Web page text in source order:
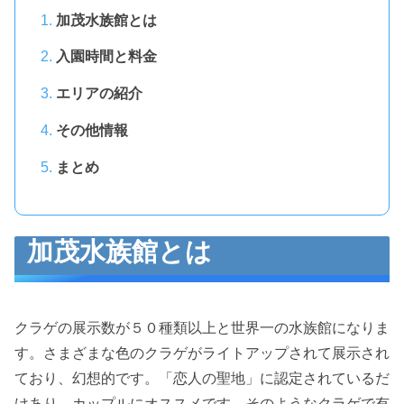
加茂水族館とは
入園時間と料金
エリアの紹介
その他情報
まとめ
加茂水族館とは
クラゲの展示数が５０種類以上と世界一の水族館になりま
す。さまざまな色のクラゲがライトアップされて展示され
ており、幻想的です。「恋人の聖地」に認定されているだ